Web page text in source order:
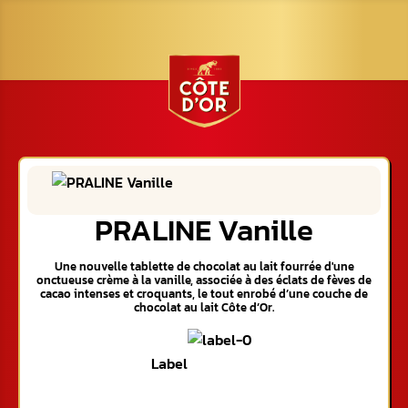
PRALINE Vanille
Une nouvelle tablette de chocolat au lait fourrée d'une
onctueuse crème à la vanille, associée à des éclats de fèves de
cacao intenses et croquants, le tout enrobé d’une couche de
chocolat au lait Côte d’Or.
Label